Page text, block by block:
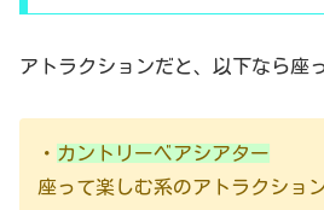
アトラクションだと、以下なら座
・ カントリーベアシアター
座って楽しむ系のアトラクショ